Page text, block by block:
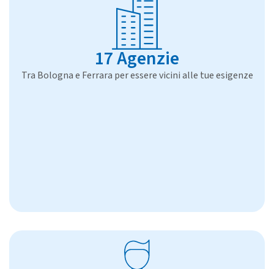
17 Agenzie
Tra Bologna e Ferrara per essere vicini alle tue esigenze